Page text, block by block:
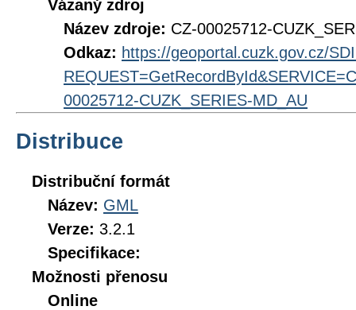
Vázaný zdroj
Název zdroje: CZ-00025712-
Odkaz: https://geoportal.cuzk.gov.cz/
00025712-CUZK_SERIES-MD_AU
Distribuce
Distribuční formát
Název: GML
Verze: 3.2.1
Specifikace:
Možnosti přenosu
Online